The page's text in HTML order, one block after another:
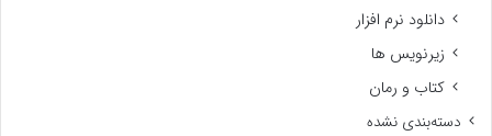
دانلود نرم افزار
زیرنویس ها
کتاب و رمان
دسته‌بندی نشده